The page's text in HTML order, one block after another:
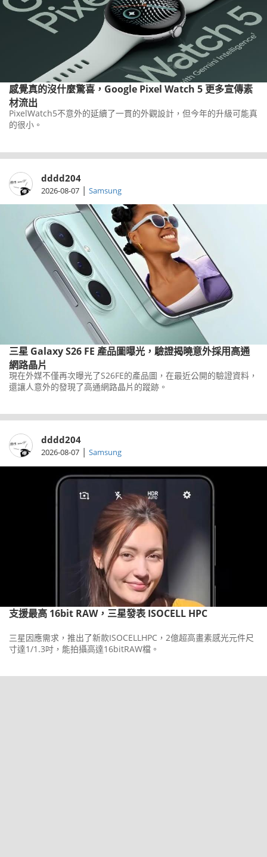
感覺真的沒什麼驚喜，Google Pixel Watch 5 更多宣傳素
材流出
PixelWatch5不意外的延續了一貫的外觀設計，但今年的升級可能真
的很小。
dddd204
2026-08-07 | Samsung
三星 Galaxy S26 FE 產品圖曝光，驗證揭曉意外採用高通
網路晶片
現在外媒不僅再次曝光了S26FE的產品圖，在最近公開的驗證資料，
還讓人意外的發現了高通網路晶片的蹤跡。
dddd204
2026-08-07 | Samsung
支援最高 16bit RAW，三星發表 ISOCELL HPC
三星因應需求，推出了新款ISOCELLHPC，2億超高畫素感光元件尺
寸達1/1.3吋，能拍攝高達16bitRAW檔。